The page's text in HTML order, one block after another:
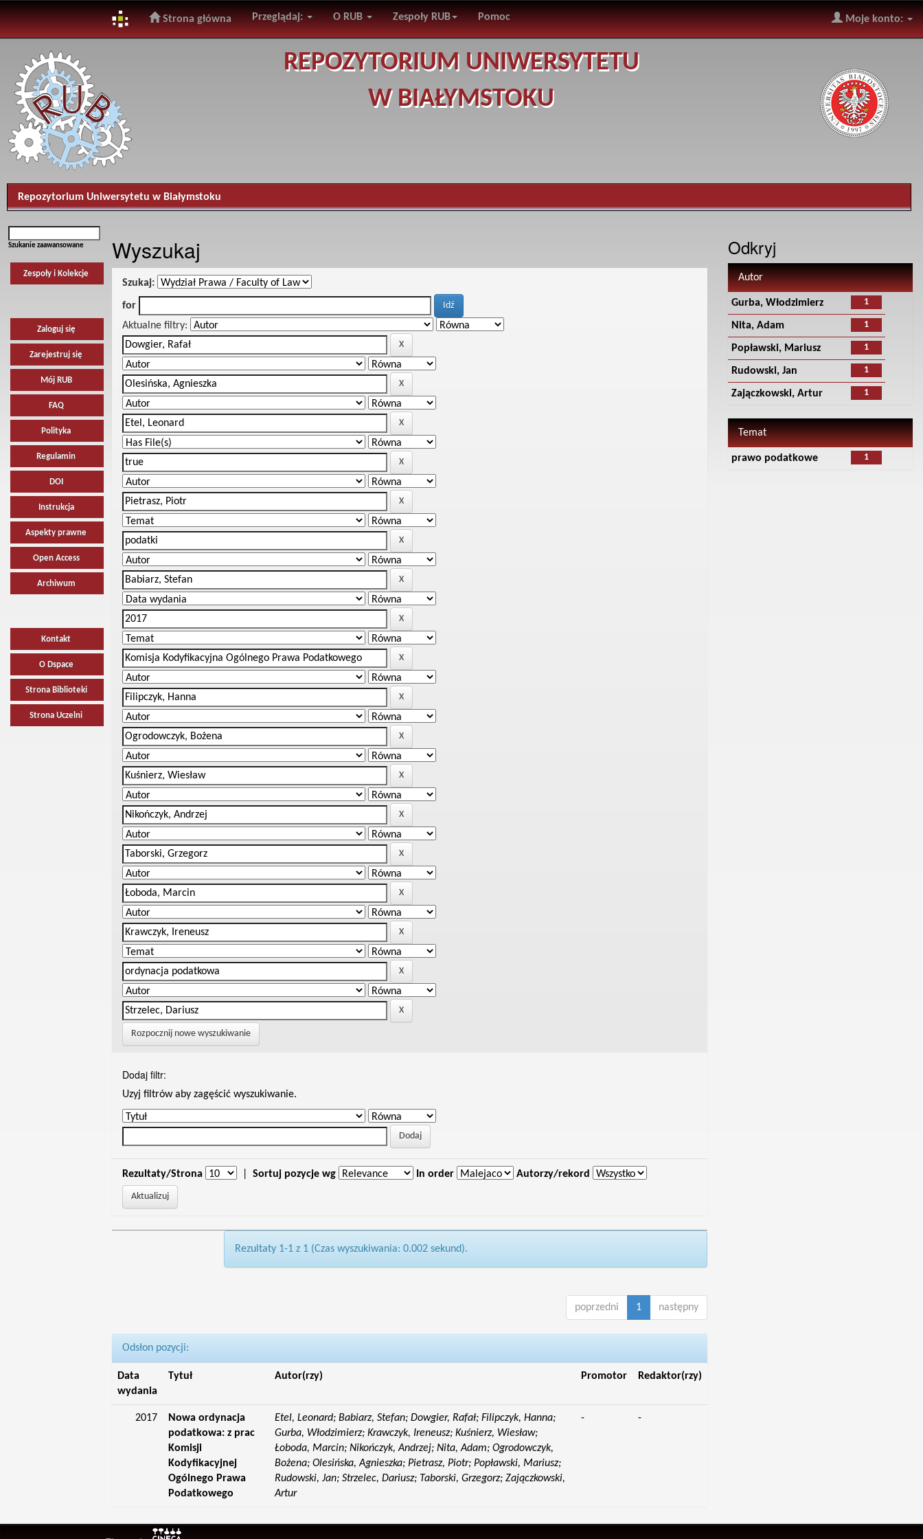
navigation
Strona główna Przeglądaj: O RUB Zespoły RUB Pomoc Moje konto:
REPOZYTORIUM UNIWERSYTETU
W BIAŁYMSTOKU
Repozytorium Uniwersytetu w Białymstoku
Szukanie zaawansowane
Zespoły i Kolekcje
Zaloguj się
Zarejestruj się
Mój RUB
FAQ
Polityka
Regulamin
DOI
Instrukcja
Aspekty prawne
Open Access
Archiwum
Kontakt
O Dspace
Strona Biblioteki
Strona Uczelni
Wyszukaj
Szukaj:
for
Aktualne filtry:
Rozpocznij nowe wyszukiwanie
Dodaj filtr:
Uzyj filtrów aby zagęścić wyszukiwanie.
Rezultaty/Strona Sortuj pozycje wg In order Autorzy/rekord
Rezultaty 1-1 z 1 (Czas wyszukiwania: 0.002 sekund).
poprzedni 1 następny
Odsłon pozycji:
Data
wydania
Tytuł Autor(rzy) Promotor Redaktor(rzy)
2017
Nowa ordynacja
podatkowa: z prac
Komisji
Kodyfikacyjnej
Ogólnego Prawa
Podatkowego
Etel, Leonard; Babiarz, Stefan; Dowgier, Rafał; Filipczyk, Hanna;
Gurba, Włodzimierz; Krawczyk, Ireneusz; Kuśnierz, Wiesław;
Łoboda, Marcin; Nikończyk, Andrzej; Nita, Adam; Ogrodowczyk,
Bożena; Olesińska, Agnieszka; Pietrasz, Piotr; Popławski, Mariusz;
Rudowski, Jan; Strzelec, Dariusz; Taborski, Grzegorz; Zajączkowski,
Artur
- -
Odkryj
Autor
1
Gurba, Włodzimierz
1
Nita, Adam
1
Popławski, Mariusz
1
Rudowski, Jan
1
Zajączkowski, Artur
Temat
1
prawo podatkowe